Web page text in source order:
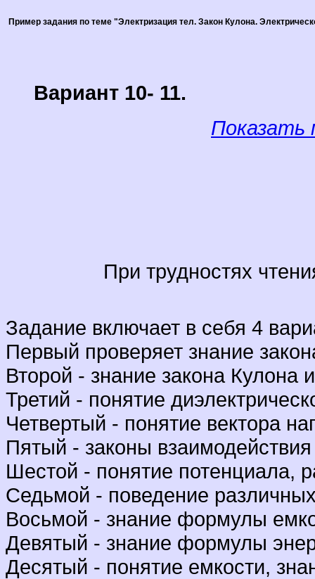
Пример задания по теме "Электризация тел. Закон Кулона.
Вариант 10- 11.
Показать
При трудностях
Задание включает в себя 4
Первый проверяет знание
Второй - знание закона Кулона
Третий - понятие
Четвертый - понятие вектора
Пятый - законы
Шестой - понятие потенциала,
Седьмой - поведение
Восьмой - знание формулы
Девятый - знание формулы
Десятый - понятие емкости,